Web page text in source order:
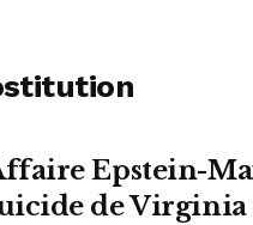
Epstein-
de